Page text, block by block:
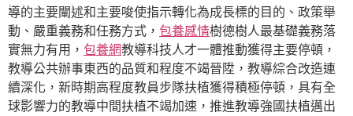
導的主要闡述和主要唆使指示轉化為成長標的目的、政策舉
動、嚴重義務和任務方式， 包養感情樹德樹人最基礎義務落
實無力有用， 包養網教導科技人才一體推動獲得主要停頓，
教導公共辦事東西的品質和程度不竭晉陞，教導綜合改造連
續深化，新時期高程度教員步隊扶植獲得積極停頓，具有全
球影響力的教導中間扶植不竭加速，推進教導強國扶植邁出